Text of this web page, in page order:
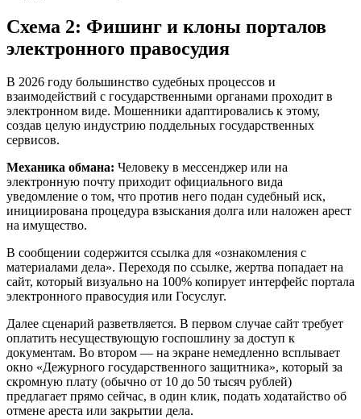
Схема 2: Фишинг и клоны порталов
электронного правосудия
В 2026 году большинство судебных процессов и
взаимодействий с государственными органами проходит в
электронном виде. Мошенники адаптировались к этому,
создав целую индустрию поддельных государственных
сервисов.
Механика обмана: Человеку в мессенджер или на
электронную почту приходит официального вида
уведомление о том, что против него подан судебный иск,
инициирована процедура взыскания долга или наложен арест
на имущество.
В сообщении содержится ссылка для «ознакомления с
материалами дела». Переходя по ссылке, жертва попадает на
сайт, который визуально на 100% копирует интерфейс портала
электронного правосудия или Госуслуг.
Далее сценарий разветвляется. В первом случае сайт требует
оплатить несуществующую госпошлину за доступ к
документам. Во втором — на экране немедленно всплывает
окно «Дежурного государственного защитника», который за
скромную плату (обычно от 10 до 50 тысяч рублей)
предлагает прямо сейчас, в один клик, подать ходатайство об
отмене ареста или закрытии дела.